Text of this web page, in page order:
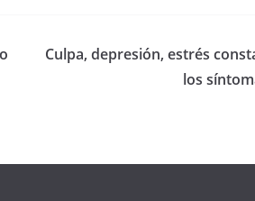
Culpa, depresión, estrés
los